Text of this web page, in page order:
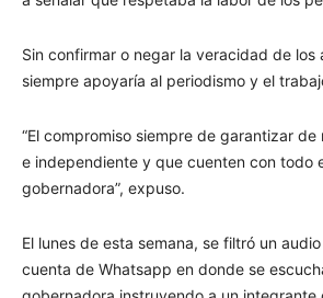
Sin confirmar o negar la veracidad de
siempre apoyaría al periodismo y el
“El compromiso siempre de garantizar
e independiente y que cuenten con todo
gobernadora”, expuso.
El lunes de esta semana, se filtró un
cuenta de Whatsapp en donde se